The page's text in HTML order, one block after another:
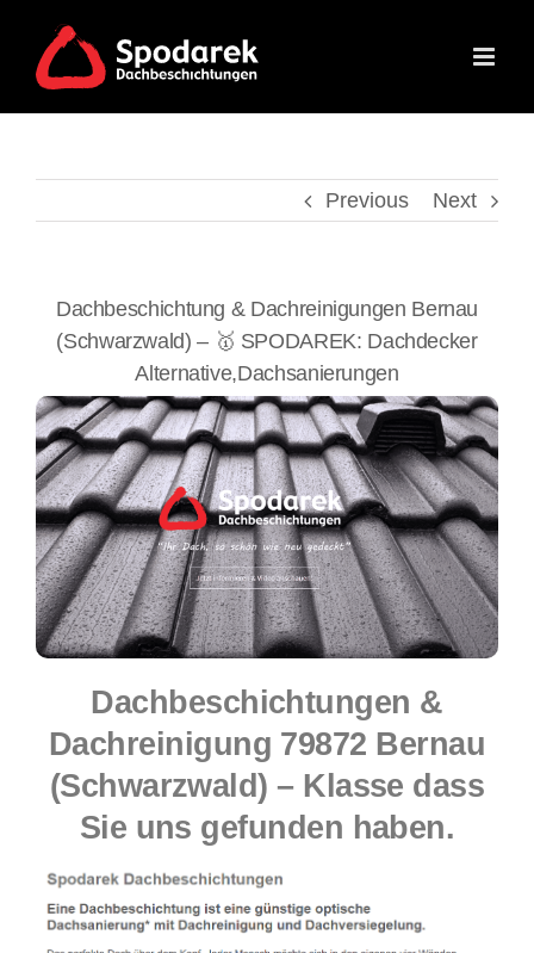
content
Previous Next
Dachbeschichtung & Dachreinigungen Bernau
(Schwarzwald) – 🥇 SPODAREK: Dachdecker
Alternative,Dachsanierungen
Dachbeschichtungen &
Dachreinigung 79872 Bernau
(Schwarzwald) – Klasse dass
Sie uns gefunden haben.